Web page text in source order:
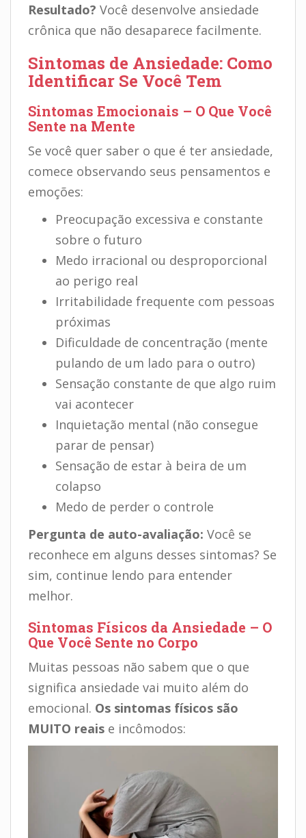
Resultado? Você desenvolve ansiedade
crônica que não desaparece facilmente.
Sintomas de Ansiedade: Como
Identificar Se Você Tem
Sintomas Emocionais – O Que Você
Sente na Mente
Se você quer saber o que é ter ansiedade,
comece observando seus pensamentos e
emoções:
Preocupação excessiva e constante
sobre o futuro
Medo irracional ou desproporcional
ao perigo real
Irritabilidade frequente com pessoas
próximas
Dificuldade de concentração (mente
pulando de um lado para o outro)
Sensação constante de que algo ruim
vai acontecer
Inquietação mental (não consegue
parar de pensar)
Sensação de estar à beira de um
colapso
Medo de perder o controle
Pergunta de auto-avaliação: Você se
reconhece em alguns desses sintomas? Se
sim, continue lendo para entender
melhor.
Sintomas Físicos da Ansiedade – O
Que Você Sente no Corpo
Muitas pessoas não sabem que o que
significa ansiedade vai muito além do
emocional. Os sintomas físicos são
MUITO reais e incômodos: